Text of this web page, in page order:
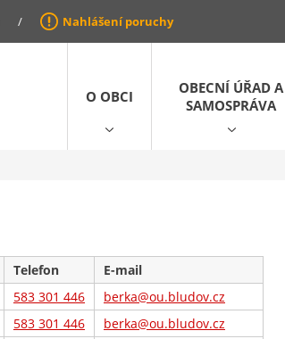
/ Nahlášení poruchy
O OBCI
OBECNÍ ÚŘAD A
SAMOSPRÁVA
Telefon
E-mail
583 301 446
berka@ou.bludov.cz
583 301 446
berka@ou.bludov.cz